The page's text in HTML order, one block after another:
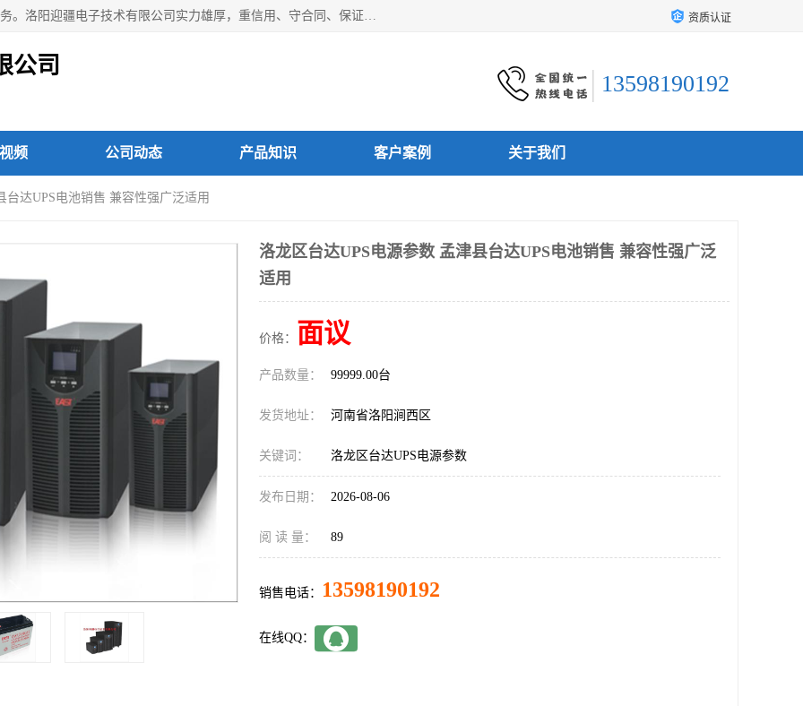
洛阳迎疆电子技术有限公司从事：洛阳山特UPS电源维修等服务。洛阳迎疆电子技术有限公司实力雄厚，重信用、守合同、保证产品质量，以多品种经营特色和薄利多销的原则，赢得了广大客户的信任。公司的宗旨——用服务求发展，用质量求生存！ 资质认证
公司
13598190192
频 公司动态 产品知识 客户案例 关于我们
达UPS电池销售 兼容性强广泛适用
洛龙区台达UPS电源参数 孟津县台达UPS电池销售 兼容性强广泛
适用
价格： 面议
产品数量： 99999.00台
发货地址： 河南省洛阳涧西区
关键词： 洛龙区台达UPS电源参数
发布日期： 2026-08-06
阅 读 量： 89
销售电话： 13598190192
在线QQ：